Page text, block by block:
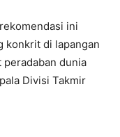
ini
konkrit di lapangan
peradaban dunia
Divisi Takmir